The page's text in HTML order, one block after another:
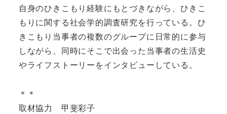
自身のひきこもり経験にもとづきながら、ひきこ
もりに関する社会学的調査研究を行っている。ひ
きこもり当事者の複数のグループに日常的に参与
しながら、同時にそこで出会った当事者の生活史
やライフストーリーをインタビューしている。
＊＊
取材協力 甲斐彩子